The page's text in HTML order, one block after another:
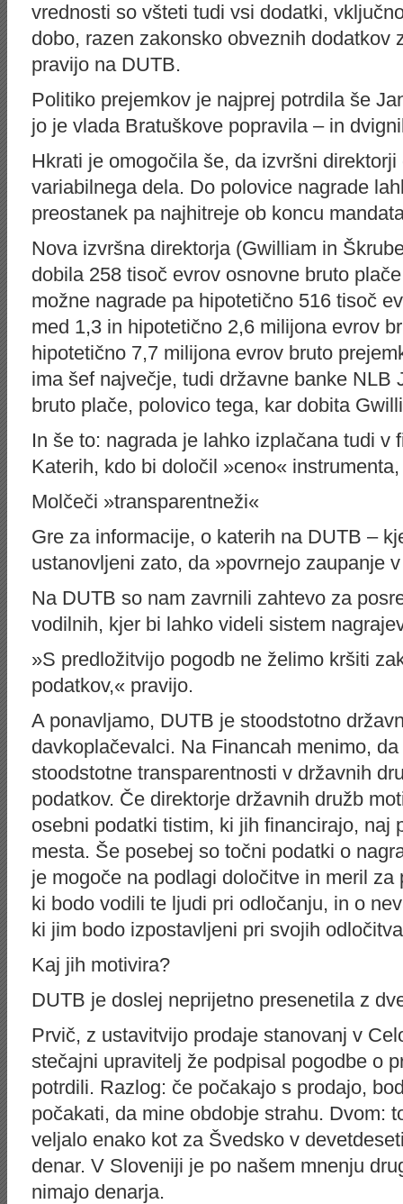
vrednosti so všteti tudi vsi dodatki,
dobo, razen zakonsko obveznih dodatkov
pravijo na DUTB.
Politiko prejemkov je najprej potrdila še
jo je vlada Bratuškove popravila – in
Hkrati je omogočila še, da izvršni
variabilnega dela. Do polovice nagrade
preostanek pa najhitreje ob koncu
Nova izvršna direktorja (Gwilliam in
dobila 258 tisoč evrov osnovne bruto
možne nagrade pa hipotetično 516 tisoč
med 1,3 in hipotetično 2,6 milijona evrov
hipotetično 7,7 milijona evrov bruto
ima šef največje, tudi državne banke NLB
bruto plače, polovico tega, kar dobita
In še to: nagrada je lahko izplačana tudi v
Katerih, kdo bi določil »ceno«
Molčeči »transparentneži«
Gre za informacije, o katerih na DUTB –
ustanovljeni zato, da »povrnejo zaupanje
Na DUTB so nam zavrnili zahtevo za
vodilnih, kjer bi lahko videli sistem
»S predložitvijo pogodb ne želimo kršiti
podatkov,« pravijo.
A ponavljamo, DUTB je stoodstotno
davkoplačevalci. Na Financah menimo,
stoodstotne transparentnosti v državnih
podatkov. Če direktorje državnih družb
osebni podatki tistim, ki jih financirajo, naj
mesta. Še posebej so točni podatki o
je mogoče na podlagi določitve in meril
ki bodo vodili te ljudi pri odločanju, in o
ki jim bodo izpostavljeni pri svojih
Kaj jih motivira?
DUTB je doslej neprijetno presenetila z
Prvič, z ustavitvijo prodaje stanovanj v
stečajni upravitelj že podpisal pogodbe o
potrdili. Razlog: če počakajo s prodajo,
počakati, da mine obdobje strahu. Dvom:
veljalo enako kot za Švedsko v
denar. V Sloveniji je po našem mnenju
nimajo denarja.